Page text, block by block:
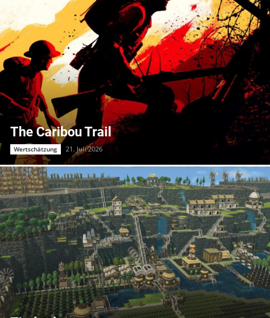
The Caribou Trail
Wertschätzung 21. Juli 2026